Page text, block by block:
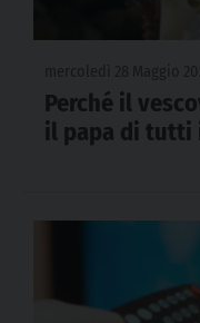
Perché il
il papa di tutti